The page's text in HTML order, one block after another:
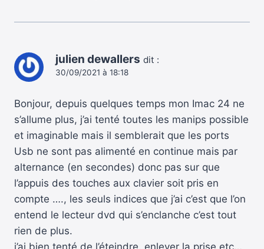
julien dewallers dit :
30/09/2021 à 18:18
Bonjour, depuis quelques temps mon Imac 24 ne
s’allume plus, j’ai tenté toutes les manips possible
et imaginable mais il semblerait que les ports
Usb ne sont pas alimenté en continue mais par
alternance (en secondes) donc pas sur que
l’appuis des touches aux clavier soit pris en
compte …., les seuls indices que j’ai c’est que l’on
entend le lecteur dvd qui s’enclanche c’est tout
rien de plus.
j’ai bien tenté de l’éteindre, enlever la prise etc…